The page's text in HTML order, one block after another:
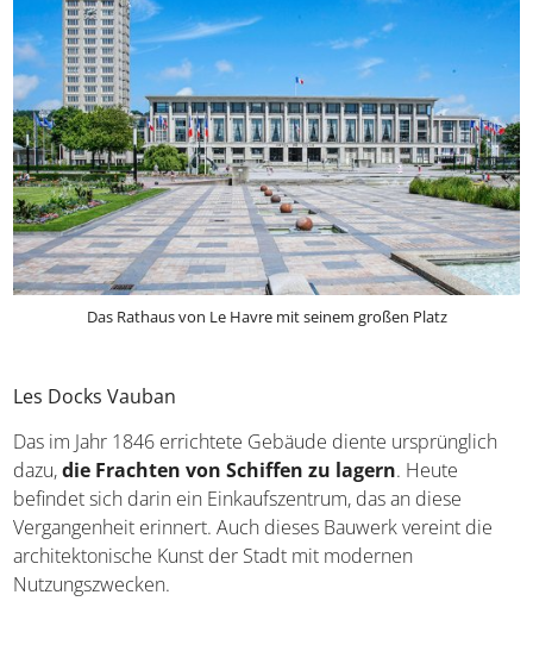
Das Rathaus von Le Havre mit seinem großen Platz
Les Docks Vauban
Das im Jahr 1846 errichtete Gebäude diente ursprünglich
dazu,die Frachten von Schiffen zu lagern. Heute
befindet sich darin ein Einkaufszentrum, das an diese
Vergangenheit erinnert. Auch dieses Bauwerk vereint die
architektonische Kunst der Stadt mit modernen
Nutzungszwecken.